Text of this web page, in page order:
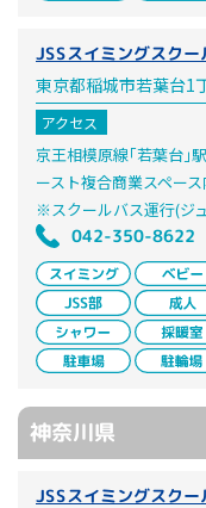
JSSスイミングスクー
東京都稲城市若葉台1
アクセス
京王相模原線｢若葉台｣
ースト複合商業スペース
※スクールバス運行(ジ
042-350-8622
神奈川県
JSSスイミングスクー